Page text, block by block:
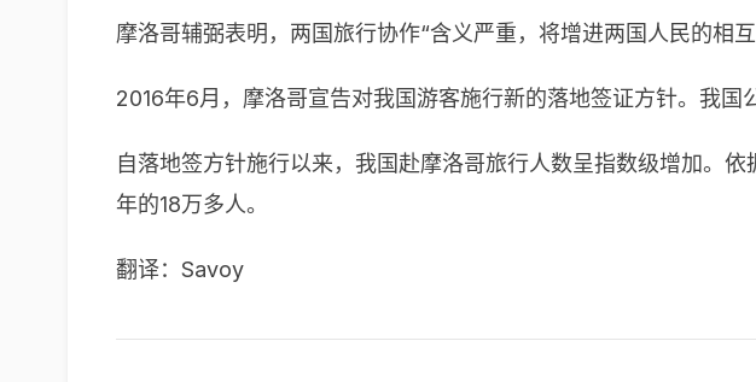
摩洛哥辅弼表明，两国旅行协作“含义严重，将增进两国人民的相
2016年6月，摩洛哥宣告对我国游客施行新的落地签证方针。我国
自落地签方针施行以来，我国赴摩洛哥旅行人数呈指数级增加。
年的18万多人。
翻译：Savoy